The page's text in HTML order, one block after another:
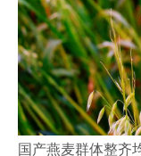
国产燕麦群体整齐